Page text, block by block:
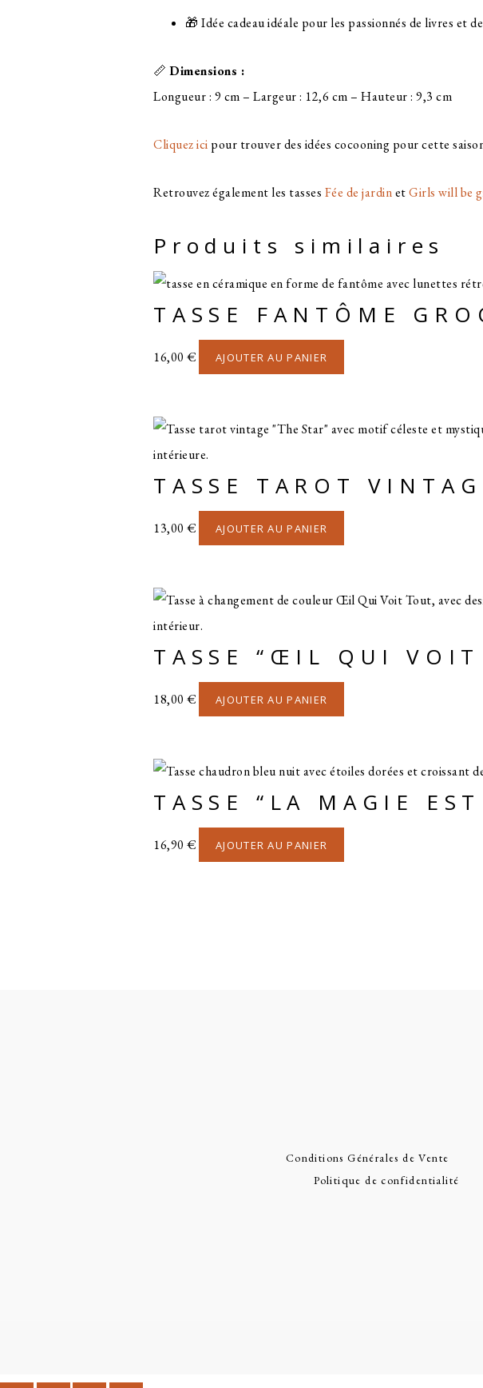
🎁 Idée cadeau idéale pour les passionnés de livres et
📏 Dimensions :
Longueur : 9 cm – Largeur : 12,6 cm – Hauteur : 9,3 cm
Cliquez ici pour trouver des idées cocooning pour cette
Retrouvez également les tasses Fée de jardinetGirls will be
Produits similaires
TASSE FANTÔME
16,00 € AJOUTER AU PANIER
TASSE TAROT
13,00 € AJOUTER AU PANIER
TASSE “ŒIL QUI VOIT
18,00 € AJOUTER AU PANIER
TASSE “LA MAGIE
16,90 € AJOUTER AU PANIER
Conditions Générales de Vente
Politique de confidentialité